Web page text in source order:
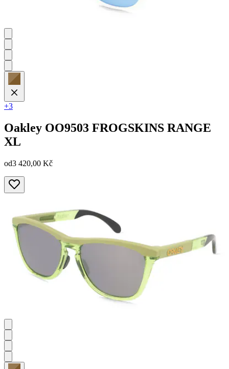
+3
Oakley OO9503 FROGSKINS RANGE
XL
od3 420,00 Kč